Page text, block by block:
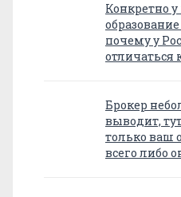
Конкретно
почему у
отличаться
Брокер
выводит,
только ваш
всего либо